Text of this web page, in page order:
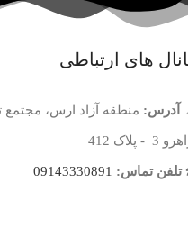
های ارتباطی
آدرس: منطقه آزاد ارس،
3 - پلاک 412
تلفن تماس: 09143330891